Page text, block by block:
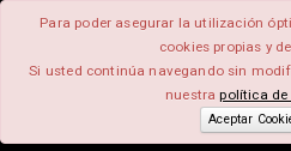
Para poder asegurar la utilización
cookies propias y
Si usted continúa navegando sin
nuestrapolítica de
Aceptar